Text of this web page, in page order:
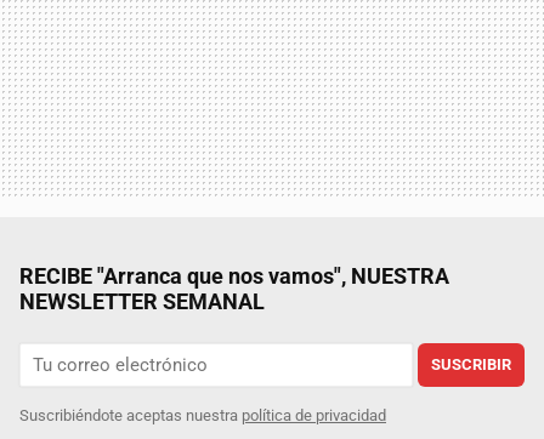
RECIBE "Arranca que nos vamos", NUESTRA
NEWSLETTER SEMANAL
SUSCRIBIR
Suscribiéndote aceptas nuestra política de privacidad